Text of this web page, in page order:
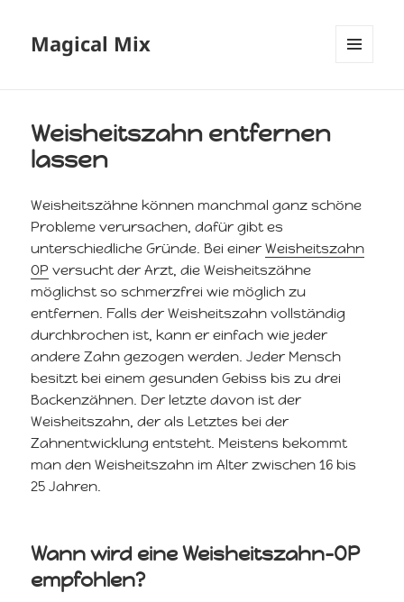
Magical Mix
Weisheitszahn entfernen
lassen
Weisheitszähne können manchmal ganz schöne
Probleme verursachen, dafür gibt es
unterschiedliche Gründe. Bei einerWeisheitszahn
OP versucht der Arzt, die Weisheitszähne
möglichst so schmerzfrei wie möglich zu
entfernen. Falls der Weisheitszahn vollständig
durchbrochen ist, kann er einfach wie jeder
andere Zahn gezogen werden. Jeder Mensch
besitzt bei einem gesunden Gebiss bis zu drei
Backenzähnen. Der letzte davon ist der
Weisheitszahn, der als Letztes bei der
Zahnentwicklung entsteht. Meistens bekommt
man den Weisheitszahn im Alter zwischen 16 bis
25 Jahren.
Wann wird eine Weisheitszahn-OP
empfohlen?